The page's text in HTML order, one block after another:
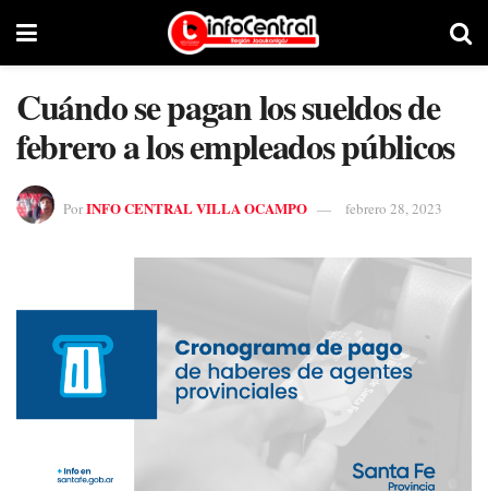
Cuándo se pagan los sueldos de
febrero a los empleados públicos
PorINFO CENTRAL VILLA OCAMPO febrero 28, 2023